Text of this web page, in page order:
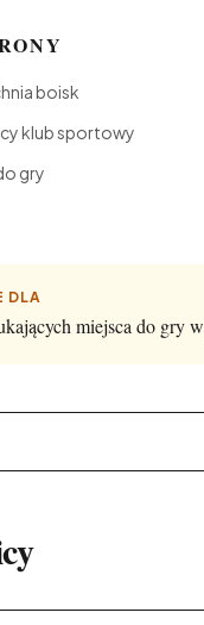
boisk
klub sportowy
gry
DLA
miejsca do gry